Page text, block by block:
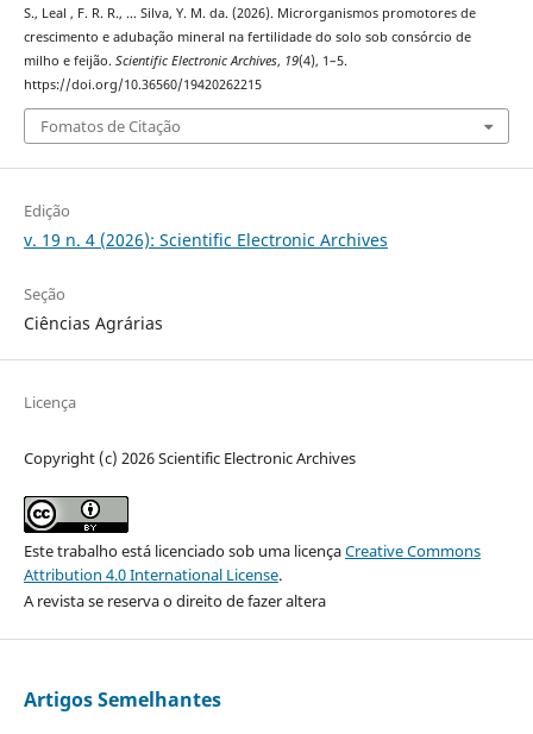
S., Leal , F. R. R., … Silva, Y. M. da. (2026). Microrganismos promotores de
crescimento e adubação mineral na fertilidade do solo sob consórcio de
milho e feijão. Scientific Electronic Archives, 19(4), 1–5.
https://doi.org/10.36560/19420262215
Fomatos de Citação
Edição
v. 19 n. 4 (2026): Scientific Electronic Archives
Seção
Ciências Agrárias
Licença
Copyright (c) 2026 Scientific Electronic Archives
Este trabalho está licenciado sob uma licençaCreative Commons
Attribution 4.0 International License.
A revista se reserva o direito de fazer altera
Artigos Semelhantes